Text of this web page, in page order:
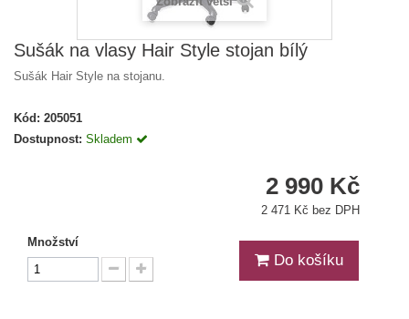
Sušák na vlasy Hair Style stojan bílý
Sušák Hair Style na stojanu.
Kód: 205051
Dostupnost: Skladem
2 990 Kč
2 471 Kč bez DPH
Množství
Do košíku